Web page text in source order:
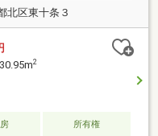
北区東十条３
2
所有権